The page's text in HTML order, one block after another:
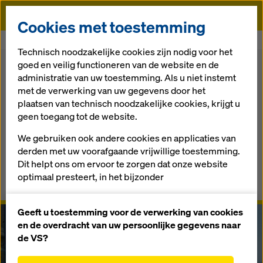
Doka
Terug naar het overzicht
DokaXact Load & Pressure
Overzicht
Cookies met toestemming
Technisch noodzakelijke cookies zijn nodig voor het
goed en veilig functioneren van de website en de
administratie van uw toestemming. Als u niet instemt
met de verwerking van uw gegevens door het
plaatsen van technisch noodzakelijke cookies, krijgt u
geen toegang tot de website.
We gebruiken ook andere cookies en applicaties van
derden met uw voorafgaande vrijwillige toestemming.
Dit helpt ons om ervoor te zorgen dat onze website
optimaal presteert, in het bijzonder
van onze website (functionele en statistische
cookies),
het vergemakkelijken van een soepel
Geeft u toestemming voor de verwerking van cookies
en de overdracht van uw persoonlijke gegevens naar
de VS?